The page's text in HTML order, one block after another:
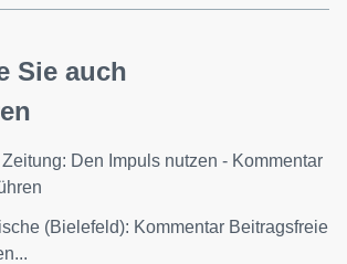
Sie auch
Den Impuls nutzen - Kommentar
(Bielefeld): Kommentar Beitragsfreie